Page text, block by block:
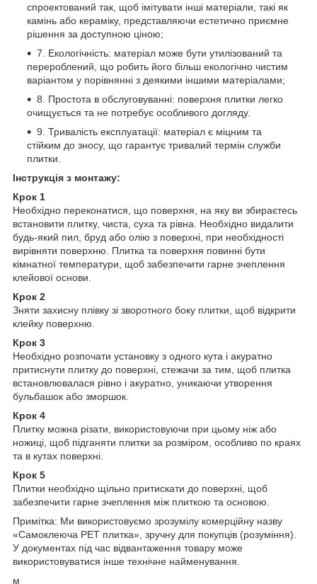
спроектований так, щоб імітувати інші матеріали, такі як
камінь або кераміку, представляючи естетично приємне
рішення за доступною ціною;
7. Екологічність: матеріал може бути утилізований та
перероблений, що робить його більш екологічно чистим
варіантом у порівнянні з деякими іншими матеріалами;
8. Простота в обслуговуванні: поверхня плитки легко
очищується та не потребує особливого догляду.
9. Тривалість експлуатації: матеріал є міцним та
стійким до зносу, що гарантує тривалий термін служби
плитки.
Інструкція з монтажу:
Крок 1
Необхідно переконатися, що поверхня, на яку ви збираєтесь
встановити плитку, чиста, суха та рівна. Необхідно видалити
будь-який пил, бруд або олію з поверхні, при необхідності
вирівняти поверхню. Плитка та поверхня повинні бути
кімнатної температури, щоб забезпечити гарне зчеплення
клейової основи.
Крок 2
Зняти захисну плівку зі зворотного боку плитки, щоб відкрити
клейку поверхню.
Крок 3
Необхідно розпочати установку з одного кута і акуратно
притиснути плитку до поверхні, стежачи за тим, щоб плитка
встановлювалася рівно і акуратно, уникаючи утворення
бульбашок або зморшок.
Крок 4
Плитку можна різати, використовуючи при цьому ніж або
ножиці, щоб підганяти плитки за розміром, особливо по краях
та в кутах поверхні.
Крок 5
Плитки необхідно щільно притискати до поверхні, щоб
забезпечити гарне зчеплення між плиткою та основою.
Примітка: Ми використовуємо зрозумілу комерційну назву
«Самоклеюча PET плитка», зручну для покупців (розуміння).
У документах під час відвантаження товару може
використовуватися інше технічне найменування.
м